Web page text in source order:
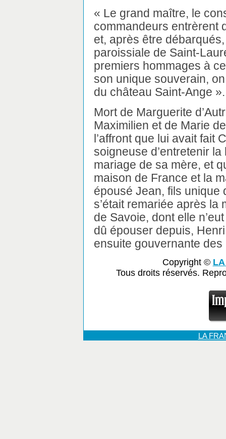
« Le grand maître, le
commandeurs entrèrent
et, après être
paroissiale de Saint-
premiers hommages à
son unique souverain,
du château Saint-Ange ».
Mort de Marguerite
Maximilien et de Marie
l’affront que lui avait fait
soigneuse d’entretenir
mariage de sa mère, et
maison de France et la
épousé Jean, fils unique
s’était remariée après la
de Savoie, dont elle
dû épouser depuis,
ensuite gouvernante des
Copyright ©
Tous droits réservés.
LA